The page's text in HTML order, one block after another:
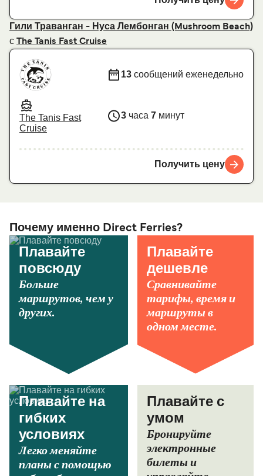
Гили Траванган - Нуса Лембонган (Mushroom Beach)
с The Tanis Fast Cruise
The Tanis Fast
Cruise
13 сообщений еженедельно
3 часа 7 минут
Получить цену
Почему именно Direct Ferries?
Плавайте
повсюду
Больше
маршрутов, чем у
других.
Плавайте
дешевле
Сравнивайте
тарифы, время и
маршруты в
одном месте.
Плавайте на
гибких
условиях
Легко меняйте
планы с помощью
Плавайте с
умом
Бронируйте
электронные
билеты и